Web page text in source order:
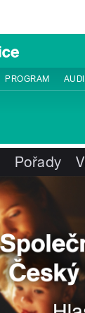
PROGRAM
Pořady